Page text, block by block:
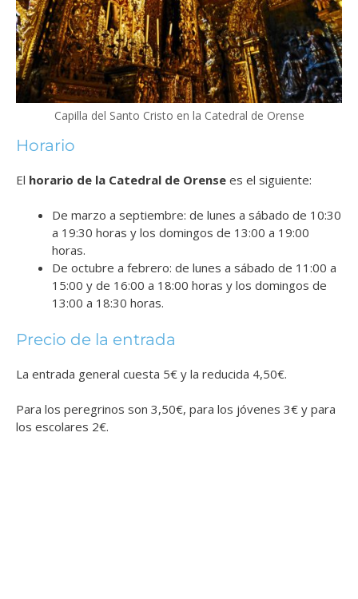
Capilla del Santo Cristo en la Catedral de Orense
Horario
El horario de la Catedral de Orense es el siguiente:
De marzo a septiembre: de lunes a sábado de 10:30
a 19:30 horas y los domingos de 13:00 a 19:00
horas.
De octubre a febrero: de lunes a sábado de 11:00 a
15:00 y de 16:00 a 18:00 horas y los domingos de
13:00 a 18:30 horas.
Precio de la entrada
La entrada general cuesta 5€ y la reducida 4,50€.
Para los peregrinos son 3,50€, para los jóvenes 3€ y para
los escolares 2€.